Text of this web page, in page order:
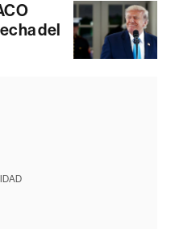
del